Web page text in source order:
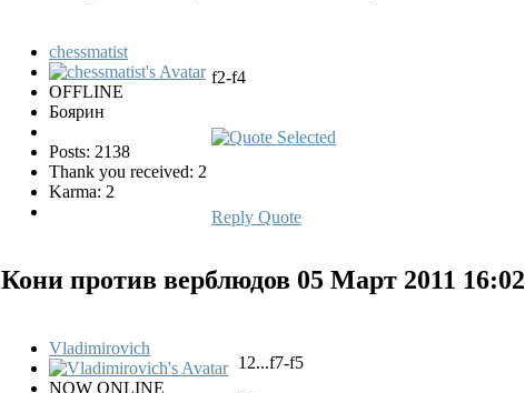
chessmatist
OFFLINE
Боярин
Posts: 2138
Thank you received: 2
Karma: 2
f2-f4
Reply Quote
Кони против верблюдов 05 Март 2011 16:02
Vladimirovich
NOW ONLINE
12...f7-f5